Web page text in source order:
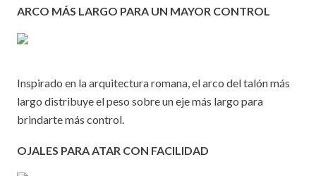
ARCO MÁS LARGO PARA UN MAYOR CONTROL
Inspirado en la arquitectura romana, el arco del talón más
largo distribuye el peso sobre un eje más largo para
brindarte más control.
OJALES PARA ATAR CON FACILIDAD